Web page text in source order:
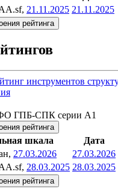
21.11.2025 21.11.2025
рейтинга
инструментов
ГПБ-СПК серии А1
рейтинга
шкала
Дата
27.03.2026
27.03.2026
28.03.2025 28.03.2025
рейтинга